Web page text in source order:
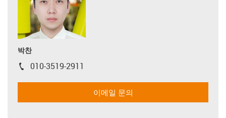
박찬
igus-icon-phone
010-3519-2911
이메일 문의